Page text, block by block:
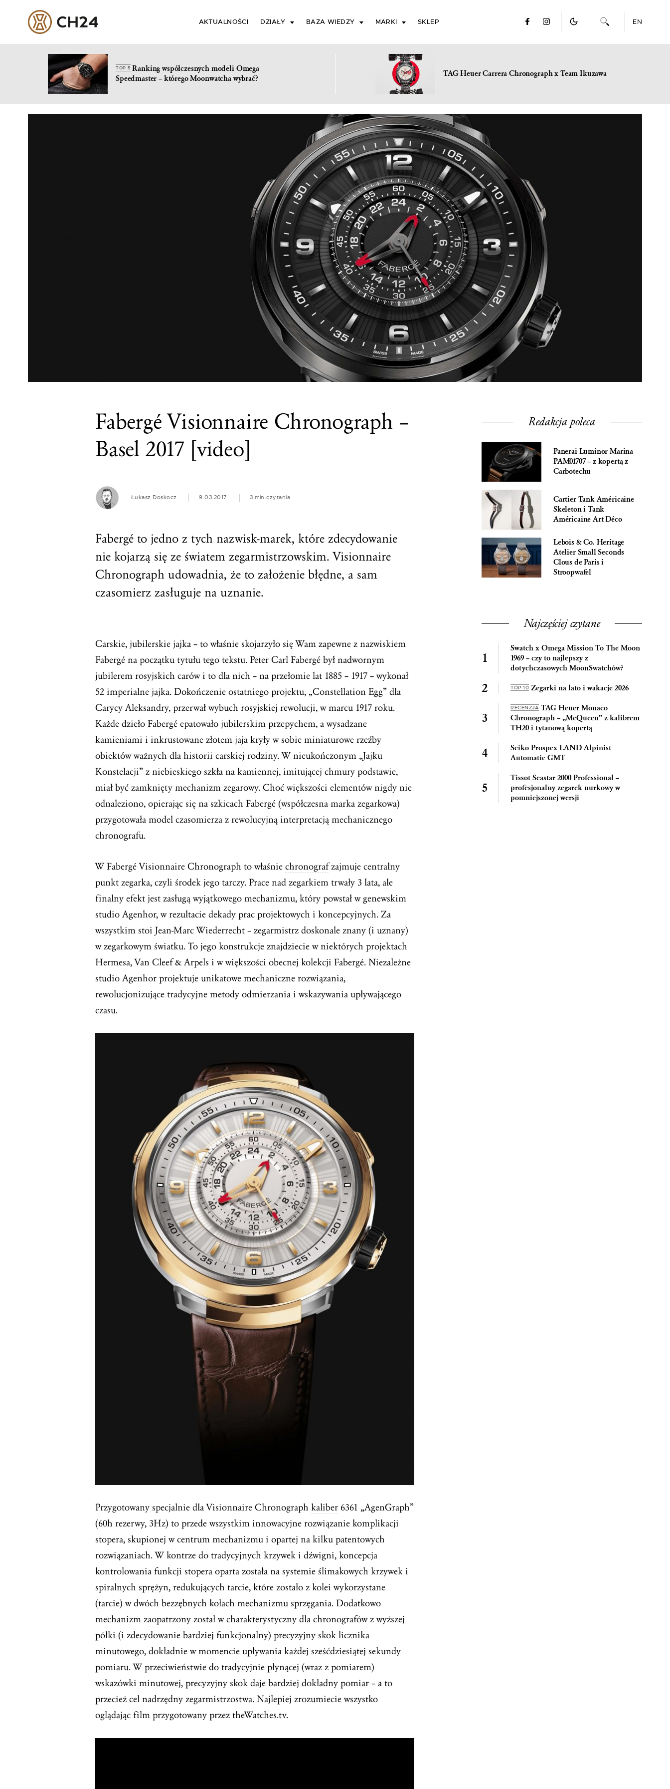
AKTUALNOŚCI DZIAŁY BAZA WIEDZY MARKI SKLEP EN
TOP 5Ranking współczesnych modeli Omega
Speedmaster – którego Moonwatcha wybrać?
TAG Heuer Carrera Chronograph x Team Ikuzawa
Fabergé Visionnaire Chronograph –
Basel 2017 [video]
Łukasz Doskocz 9.03.2017 3 min.czytania
Fabergé to jedno z tych nazwisk-marek, które zdecydowanie
nie kojarzą się ze światem zegarmistrzowskim. Visionnaire
Chronograph udowadnia, że to założenie błędne, a sam
czasomierz zasługuje na uznanie.
Carskie, jubilerskie jajka – to właśnie skojarzyło się Wam zapewne z nazwiskiem
Fabergé na początku tytułu tego tekstu. Peter Carl Fabergé był nadwornym
jubilerem rosyjskich carów i to dla nich – na przełomie lat 1885 – 1917 – wykonał
52 imperialne jajka. Dokończenie ostatniego projektu, „Constellation Egg” dla
Carycy Aleksandry, przerwał wybuch rosyjskiej rewolucji, w marcu 1917 roku.
Każde dzieło Fabergé epatowało jubilerskim przepychem, a wysadzane
kamieniami i inkrustowane złotem jaja kryły w sobie miniaturowe rzeźby
obiektów ważnych dla historii carskiej rodziny. W nieukończonym „Jajku
Konstelacji” z niebieskiego szkła na kamiennej, imitującej chmury podstawie,
miał być zamknięty mechanizm zegarowy. Choć większości elementów nigdy nie
odnaleziono, opierając się na szkicach Fabergé (współczesna marka zegarkowa)
przygotowała model czasomierza z rewolucyjną interpretacją mechanicznego
chronografu.
W Fabergé Visionnaire Chronograph to właśnie chronografzajmuje centralny
punkt zegarka, czyli środek jego tarczy. Prace nad zegarkiem trwały 3 lata, ale
finalny efekt jest zasługą wyjątkowego mechanizmu, który powstał w genewskim
studio Agenhor, w rezultacie dekady prac projektowych i koncepcyjnych. Za
wszystkim stoi Jean-Marc Wiederrecht – zegarmistrz doskonale znany (i uznany)
w zegarkowym światku. To jego konstrukcje znajdziecie w niektórych projektach
Hermesa, Van Cleef & Arpels i w większości obecnej kolekcji Fabergé. Niezależne
studio Agenhor projektuje unikatowe mechaniczne rozwiązania,
rewolucjonizujące tradycyjne metody odmierzania i wskazywania upływającego
czasu.
Przygotowany specjalnie dla Visionnaire Chronograph kaliber 6361 „AgenGraph”
(60h rezerwy, 3Hz) to przede wszystkim innowacyjne rozwiązanie komplikacji
stopera, skupionej w centrum mechanizmu i opartej na kilku patentowych
rozwiązaniach. W kontrze do tradycyjnych krzywek i dźwigni, koncepcja
kontrolowania funkcji stopera oparta została na systemie ślimakowych krzywek i
spiralnych sprężyn, redukujących tarcie, które zostało z kolei wykorzystane
(tarcie) w dwóch bezzębnych kołach mechanizmu sprzęgania. Dodatkowo
mechanizm zaopatrzony został w charakterystyczny dla chronografów z wyższej
półki (i zdecydowanie bardziej funkcjonalny) precyzyjny skok licznika
minutowego, dokładnie w momencie upływania każdej sześćdziesiątej sekundy
pomiaru. W przeciwieństwie do tradycyjnie płynącej (wraz z pomiarem)
wskazówki minutowej, precyzyjny skok daje bardziej dokładny pomiar – a to
przecież cel nadrzędny zegarmistrzostwa. Najlepiej zrozumiecie wszystko
oglądając film przygotowany przez theWatches.tv.
Redakcja poleca
Panerai Luminor Marina
PAM01707 – z kopertą z
Carbotechu
Cartier Tank Américaine
Skeleton i Tank
Américaine Art Déco
Lebois & Co. Heritage
Atelier Small Seconds
Clous de Paris i
Stroopwafel
Najczęściej czytane
Swatch x Omega Mission To The Moon
1969 – czy to najlepszy z
dotychczasowych MoonSwatchów?
TOP 10 Zegarki na lato i wakacje 2026
RECENZJA TAG Heuer Monaco
Chronograph – „McQueen” z kalibrem
TH20 i tytanową kopertą
Seiko Prospex LAND Alpinist
Automatic GMT
Tissot Seastar 2000 Professional –
profesjonalny zegarek nurkowy w
pomniejszonej wersji